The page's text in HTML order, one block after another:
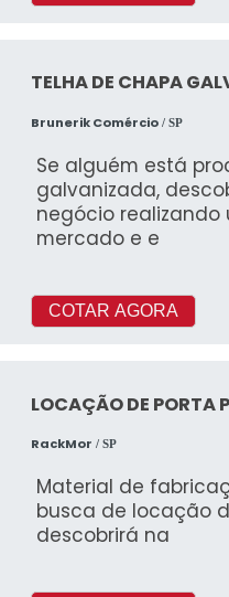
TELHA DE CHAPA
Brunerik Comércio / SP
Se alguém está
galvanizada,
negócio
mercado e e
COTAR AGORA
LOCAÇÃO DE PORTA
RackMor / SP
Material de
busca de locação
descobrirá na